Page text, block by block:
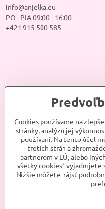
info@anjelka.eu
PO - PIA 09:00 - 16:00
+421 915 500 585
Cookies používame na
stránky, analýzu jej
používaní. Na tento účel
tretích strán a
partnerom v EÚ, alebo
všetky cookies“ vyjadrujete
Nižšie môžete nájsť